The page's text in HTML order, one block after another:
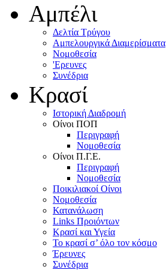
Αμπέλι
Δελτία Τρύγου
Αμπελουργικά Διαμερίσματα
Nομοθεσία
'Eρευνες
Συνέδρια
Κρασί
Iστορική Διαδρομή
Oίνοι ΠOΠ
Περιγραφή
Nομοθεσία
Oίνοι Π.Γ.E.
Περιγραφή
Νομοθεσία
Ποικιλιακοί Oίνοι
Nομοθεσία
Κατανάλωση
Links Προιόντων
Κρασί και Υγεία
To κρασί σ’ όλο τον κόσμο
Έρευνες
Συνέδρια